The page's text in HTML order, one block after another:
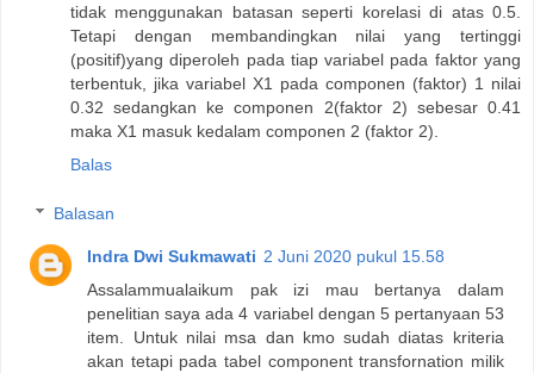
tidak menggunakan batasan seperti korelasi di atas 0.5.
Tetapi dengan membandingkan nilai yang tertinggi
(positif)yang diperoleh pada tiap variabel pada faktor yang
terbentuk, jika variabel X1 pada componen (faktor) 1 nilai
0.32 sedangkan ke componen 2(faktor 2) sebesar 0.41
maka X1 masuk kedalam componen 2 (faktor 2).
Balas
Balasan
Indra Dwi Sukmawati 2 Juni 2020 pukul 15.58
Assalammualaikum pak izi mau bertanya dalam
penelitian saya ada 4 variabel dengan 5 pertanyaan 53
item. Untuk nilai msa dan kmo sudah diatas kriteria
akan tetapi pada tabel component transfornation milik